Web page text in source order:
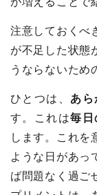
注意しておくべ
が不足した状態
うならないため
ひとつは、 あら
す。これは毎日
します。これを
ような日があっ
ば問題なく過ご